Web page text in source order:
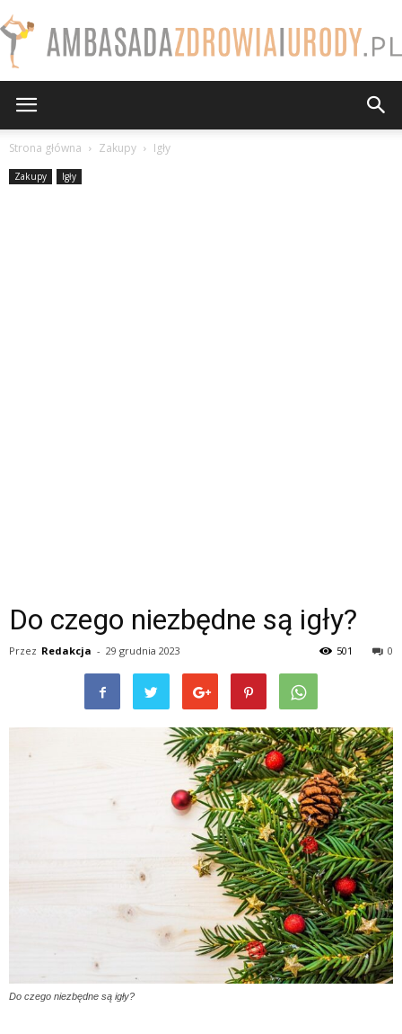
Strona główna Zakupy Igły
Zakupy Igły
Do czego niezbędne są igły?
Przez Redakcja - 29 grudnia 2023 0
501
Do czego niezbędne są igły?